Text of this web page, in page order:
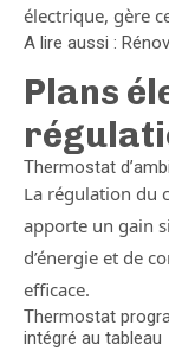
électrique, gère
A lire aussi :
Plans
Thermostat
La régulation du
apporte un gain
d’énergie et de
efficace.
Thermostat
intégré au tableau